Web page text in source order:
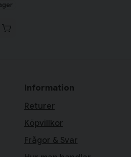
Information
Returer
Köpvillkor
Frågor & Svar